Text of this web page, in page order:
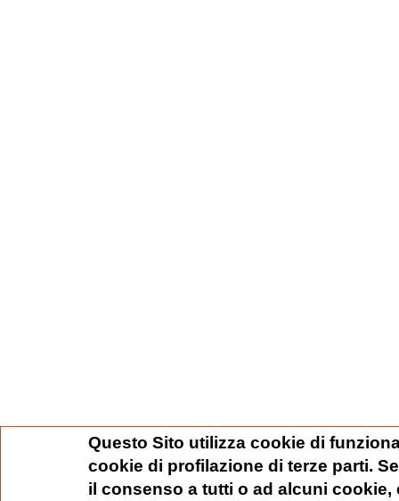
Questo Sito utilizza cookie di
cookie di profilazione di terze parti.
il consenso a tutti o ad alcuni